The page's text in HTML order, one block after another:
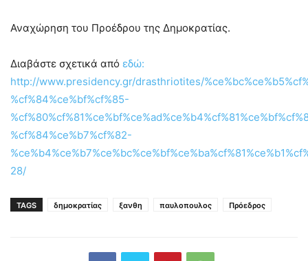
Αναχώρηση του Προέδρου της Δημοκρατίας.
Διαβάστε σχετικά από εδώ:
http://www.presidency.gr/drasthriotites/
%cf%84%ce%bf%cf%85-
%cf%84%ce%b7%cf%82-
28/
TAGS δημοκρατίας ξανθη παυλοπουλος Πρόεδρος